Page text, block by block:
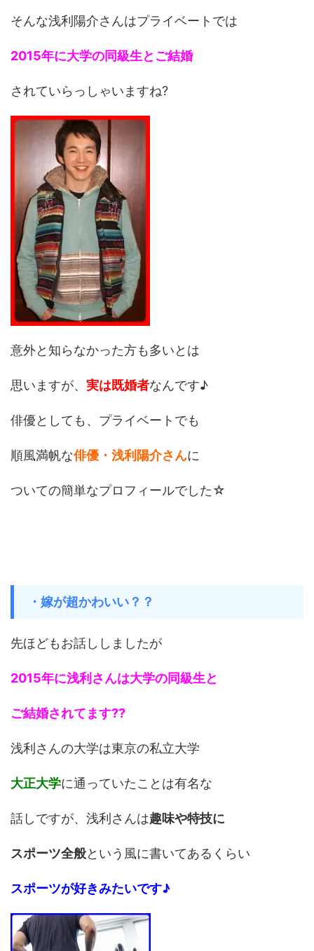
そんな浅利陽介さんはプライベートでは
2015年に大学の同級生とご結婚
されていらっしゃいますね?
意外と知らなかった方も多いとは
思いますが、 実は既婚者なんです♪
俳優としても、プライベートでも
順風満帆な俳優・浅利陽介さんに
ついての簡単なプロフィールでした☆
・嫁が超かわいい？？
先ほどもお話ししましたが
2015年に浅利さんは大学の同級生と
ご結婚されてます??
浅利さんの大学は東京の私立大学
大正大学に通っていたことは有名な
話しですが、浅利さんは趣味や特技に
スポーツ全般という風に書いてあるくらい
スポーツが好きみたいです♪